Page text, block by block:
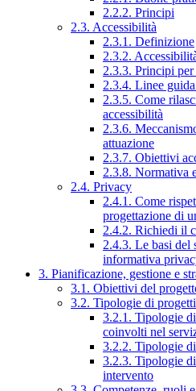
2.2.2. Principi
2.3. Accessibilità
2.3.1. Definizione
2.3.2.
2.3.3. Principi per
2.3.4. Linee
2.3.5. Come
accessibilità
2.3.6.
attuazione
2.3.7. Obiettivi
2.3.8. Normativa
2.4. Privacy
2.4.1. Come
progettazione di
2.4.2. Richiedi il
2.4.3. Le basi del
informativa
3. Pianificazione, gestione e
3.1. Obiettivi del
3.2. Tipologie di progetti
3.2.1. Tipologie
coinvolti nel
3.2.2. Tipologie
3.2.3. Tipologie
intervento